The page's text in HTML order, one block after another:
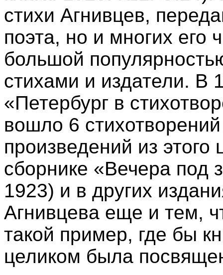
стихи Агнивцев,
поэта, но и многих его
большой
стихами и издатели. В
«Петербург в
вошло 6
произведений из
сборнике «Вечера под
1923) и в других
Агнивцева еще и тем,
такой пример, где бы
целиком была